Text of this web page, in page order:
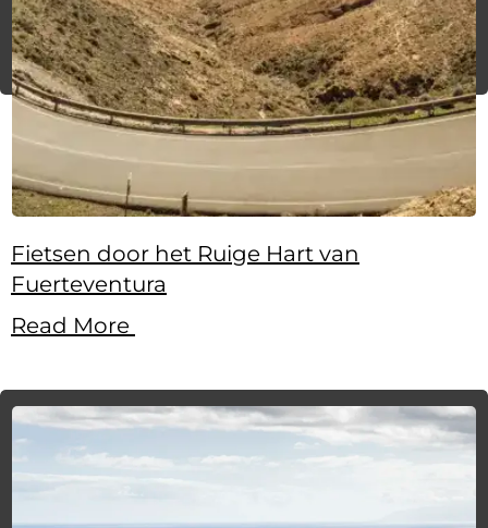
Fietsen door het Ruige Hart van
Fuerteventura
Read More